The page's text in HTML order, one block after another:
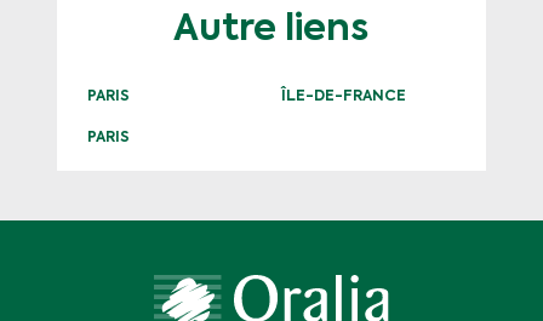
Autre liens
PARIS
PARIS
ÎLE-DE-FRANCE